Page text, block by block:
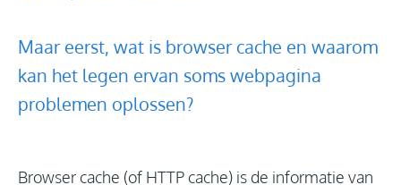
Maar eerst, wat is browser cache en waarom
kan het legen ervan soms webpagina
problemen oplossen?
Browser cache (of HTTP cache) is de informatie van